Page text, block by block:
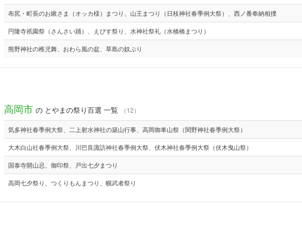
布尻・町長のお鍬さま（オッカ様）まつり、山王まつり（日枝神社春季例大祭）、西ノ番奉納相撲
円隆寺祇園祭（さんさい踊）、えびす祭り、水神社祭礼（水橋橋まつり）
熊野神社の稚児舞、おわら風の盆、草島の奴ぶり
高岡市 の とやまの祭り百選 一覧 （12）
気多神社春季例大祭、二上射水神社の築山行事、高岡御車山祭（関野神社春季例大祭）
大木白山社春季例大祭、川巴良諏訪神社春季例大祭、伏木神社春季例大祭（伏木曳山祭）
国泰寺開山忌、御印祭、戸出七夕まつり
高岡七夕祭り、つくりもんまつり、幌武者祭り